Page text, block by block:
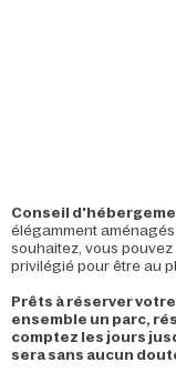
Conseil
élégamment
souhaitez, vous
privilégié pour être au
Prêts à réserver
ensemble un parc,
comptez les jours
sera sans aucun